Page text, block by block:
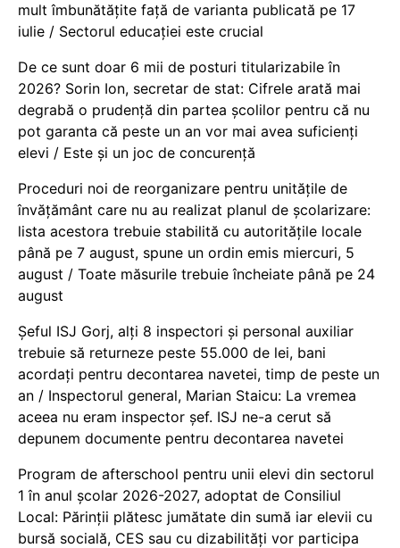
mult îmbunătățite față de varianta publicată pe 17
iulie / Sectorul educației este crucial
De ce sunt doar 6 mii de posturi titularizabile în
2026? Sorin Ion, secretar de stat: Cifrele arată mai
degrabă o prudență din partea școlilor pentru că nu
pot garanta că peste un an vor mai avea suficienți
elevi / Este și un joc de concurență
Proceduri noi de reorganizare pentru unitățile de
învățământ care nu au realizat planul de școlarizare:
lista acestora trebuie stabilită cu autoritățile locale
până pe 7 august, spune un ordin emis miercuri, 5
august / Toate măsurile trebuie încheiate până pe 24
august
Șeful ISJ Gorj, alți 8 inspectori și personal auxiliar
trebuie să returneze peste 55.000 de lei, bani
acordați pentru decontarea navetei, timp de peste un
an / Inspectorul general, Marian Staicu: La vremea
aceea nu eram inspector șef. ISJ ne-a cerut să
depunem documente pentru decontarea navetei
Program de afterschool pentru unii elevi din sectorul
1 în anul școlar 2026-2027, adoptat de Consiliul
Local: Părinții plătesc jumătate din sumă iar elevii cu
bursă socială, CES sau cu dizabilităţi vor participa